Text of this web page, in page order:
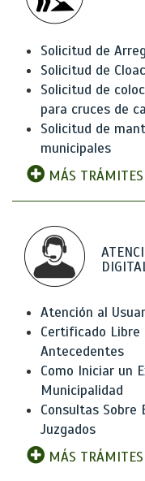
Solicitud de
Solicitud de
Solicitud de
para cruces de
Solicitud de
municipales
MÁS TRÁMITES
Atención al
Certificado Libre
Antecedentes
Como Iniciar un
Municipalidad
Consultas Sobre
Juzgados
MÁS TRÁMITES